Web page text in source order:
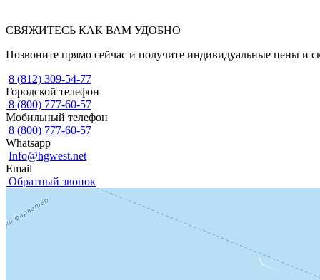
СВЯЖИТЕСЬ КАК ВАМ УДОБНО
Позвоните прямо сейчас и получите индивидуальные цены и
8 (812) 309-54-77
Городской телефон
8 (800) 777-60-57
Мобильный телефон
8 (800) 777-60-57
Whatsapp
Info@hgwest.net
Email
Обратный звонок